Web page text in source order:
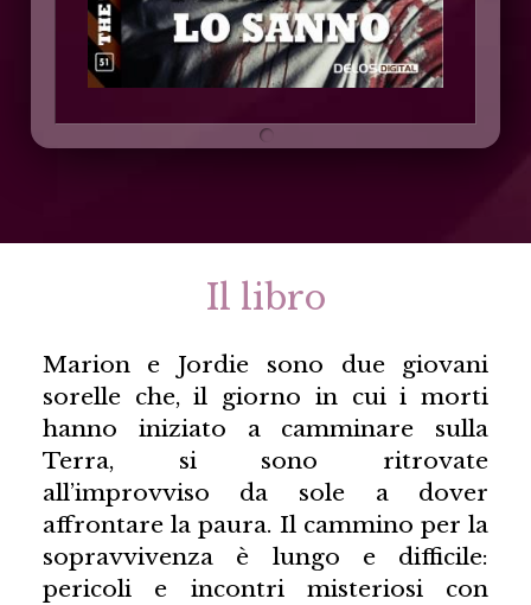
Il libro
Marion e Jordie sono due giovani
sorelle che, il giorno in cui i morti
hanno iniziato a camminare sulla
Terra, si sono ritrovate
all’improvviso da sole a dover
affrontare la paura. Il cammino per la
sopravvivenza è lungo e difficile:
pericoli e incontri misteriosi con